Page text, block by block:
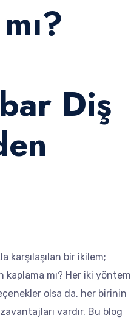
Diş
karşılaşılan bir ikilem;
kaplama mı? Her iki yöntem
olsa da, her birinin
vardır. Bu blog